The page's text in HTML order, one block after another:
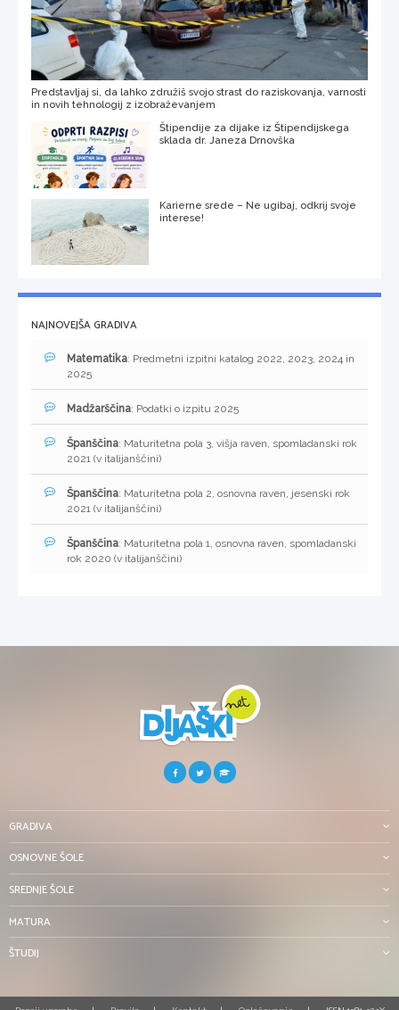
Predstavljaj si, da lahko združiš svojo strast do raziskovanja, varnosti
in novih tehnologij z izobraževanjem
Štipendije za dijake iz Štipendijskega
sklada dr. Janeza Drnovška
Karierne srede – Ne ugibaj, odkrij svoje
interese!
NAJNOVEJŠA GRADIVA
Matematika: Predmetni izpitni katalog 2022, 2023, 2024 in
2025
Madžarščina: Podatki o izpitu 2025
Španščina: Maturitetna pola 3, višja raven, spomladanski rok
2021 (v italijanščini)
Španščina: Maturitetna pola 2, osnovna raven, jesenski rok
2021 (v italijanščini)
Španščina: Maturitetna pola 1, osnovna raven, spomladanski
rok 2020 (v italijanščini)
GRADIVA
OSNOVNE ŠOLE
SREDNJE ŠOLE
MATURA
ŠTUDIJ